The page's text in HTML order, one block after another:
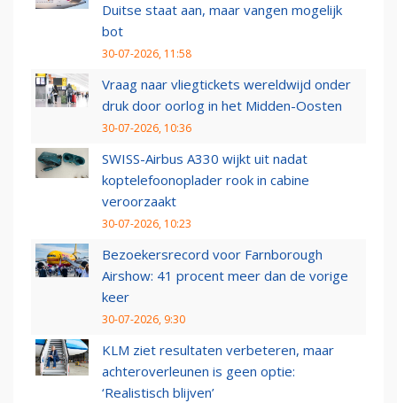
Duitse staat aan, maar vangen mogelijk
bot
30-07-2026, 11:58
Vraag naar vliegtickets wereldwijd onder
druk door oorlog in het Midden-Oosten
30-07-2026, 10:36
SWISS-Airbus A330 wijkt uit nadat
koptelefoonoplader rook in cabine
veroorzaakt
30-07-2026, 10:23
Bezoekersrecord voor Farnborough
Airshow: 41 procent meer dan de vorige
keer
30-07-2026, 9:30
KLM ziet resultaten verbeteren, maar
achteroverleunen is geen optie:
‘Realistisch blijven’